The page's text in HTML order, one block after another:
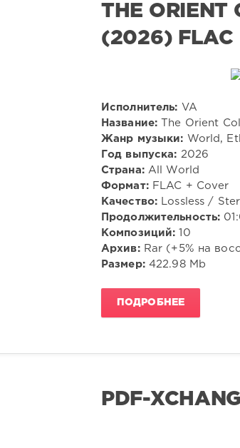
THE ORIENT
(2026) FLAC
Исполнитель: VA
Название: The Orient
Жанр музыки: World,
Год выпуска: 2026
Страна:All World
Формат:FLAC + Cover
Качество: Lossless /
Продолжительность:
Композиций: 10
Архив:Rar (+5% на
Размер:422.98 Mb
ПОДРОБНЕЕ
PDF-